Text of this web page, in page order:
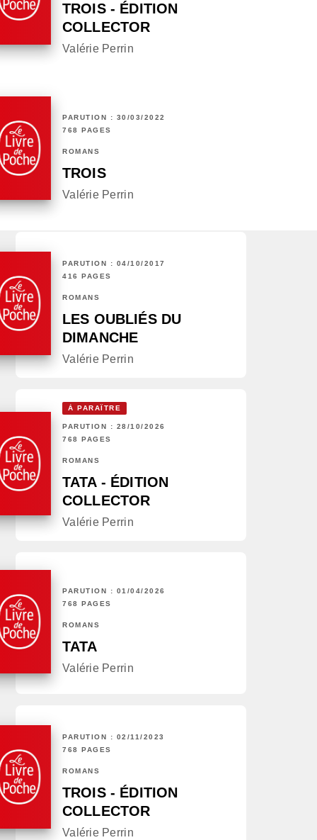
TROIS - ÉDITION
COLLECTOR
Valérie Perrin
PARUTION : 30/03/2022
768 PAGES
ROMANS
TROIS
Valérie Perrin
PARUTION : 04/10/2017
416 PAGES
ROMANS
LES OUBLIÉS DU
DIMANCHE
Valérie Perrin
À PARAÎTRE
PARUTION : 28/10/2026
768 PAGES
ROMANS
TATA - ÉDITION
COLLECTOR
Valérie Perrin
PARUTION : 01/04/2026
768 PAGES
ROMANS
TATA
Valérie Perrin
PARUTION : 02/11/2023
768 PAGES
ROMANS
TROIS - ÉDITION
COLLECTOR
Valérie Perrin